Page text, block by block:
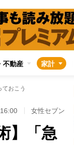
不動産 家計
ておこう
女性セブン
】「急